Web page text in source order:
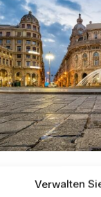
Verwalten